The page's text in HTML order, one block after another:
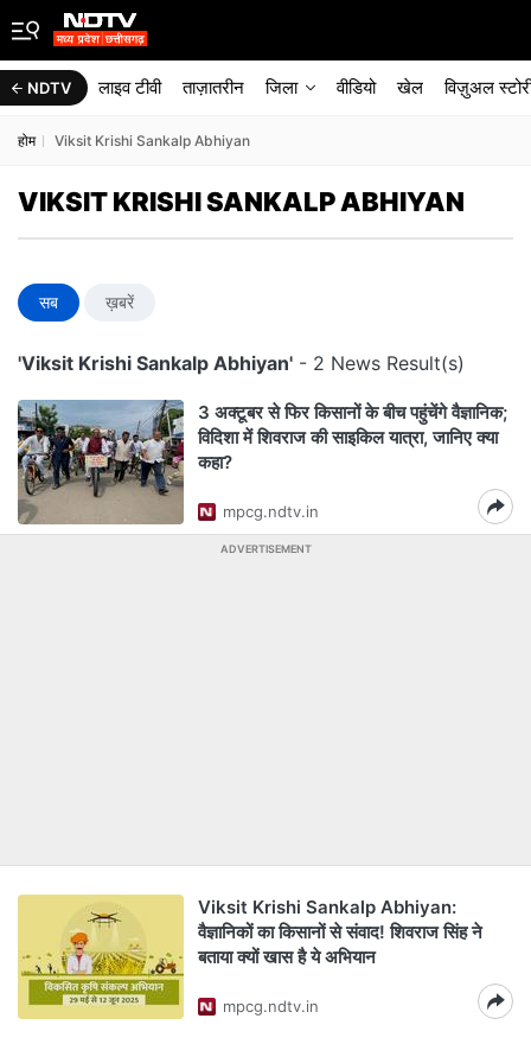
NDTV लाइव टीवी ताज़ातरीन जिला वीडियो खेल विज़ुअल
होम Viksit Krishi Sankalp Abhiyan
VIKSIT KRISHI SANKALP ABHIYAN
सब ख़बरें
'Viksit Krishi Sankalp Abhiyan' - 2 News Result(s)
3 अक्टूबर से फिर किसानों के बीच पहुंचेंगे वैज्ञानिक;
विदिशा में शिवराज की साइकिल यात्रा, जानिए क्या
कहा?
mpcg.ndtv.in
ADVERTISEMENT
Viksit Krishi Sankalp Abhiyan:
वैज्ञानिकों का किसानों से संवाद! शिवराज सिंह ने
बताया क्यों खास है ये अभियान
mpcg.ndtv.in